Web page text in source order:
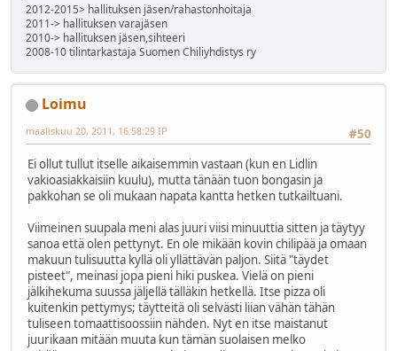
2012-2015> hallituksen jäsen/rahastonhoitaja
2011-> hallituksen varajäsen
2010-> hallituksen jäsen,sihteeri
2008-10 tilintarkastaja Suomen Chiliyhdistys ry
Loimu
#50
maaliskuu 20, 2011, 16:58:29 IP
Ei ollut tullut itselle aikaisemmin vastaan (kun en Lidlin
vakioasiakkaisiin kuulu), mutta tänään tuon bongasin ja
pakkohan se oli mukaan napata kantta hetken tutkailtuani.
Viimeinen suupala meni alas juuri viisi minuuttia sitten ja täytyy
sanoa että olen pettynyt. En ole mikään kovin chilipää ja omaan
makuun tulisuutta kyllä oli yllättävän paljon. Siitä "täydet
pisteet", meinasi jopa pieni hiki puskea. Vielä on pieni
jälkihekuma suussa jäljellä tälläkin hetkellä. Itse pizza oli
kuitenkin pettymys; täytteitä oli selvästi liian vähän tähän
tuliseen tomaattisoossiin nähden. Nyt en itse maistanut
juurikaan mitään muuta kun tämän suolaisen melko